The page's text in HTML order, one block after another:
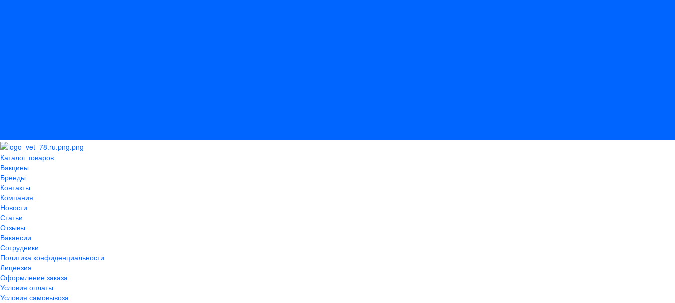
Каталог товаров
Вакцины
Бренды
Контакты
Компания
Новости
Статьи
Отзывы
Вакансии
Сотрудники
Политика конфиденциальности
Лицензия
Оформление заказа
Условия оплаты
Условия самовывоза